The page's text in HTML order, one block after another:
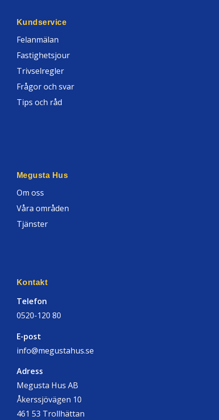
Kundservice
Felanmälan
Fastighetsjour
Trivselregler
Frågor och svar
Tips och råd
Megusta Hus
Om oss
Våra områden
Tjänster
Kontakt
Telefon
0520-120 80
E-post
info@megustahus.se
Adress
Megusta Hus AB
Åkerssjövägen 10
461 53 Trollhättan